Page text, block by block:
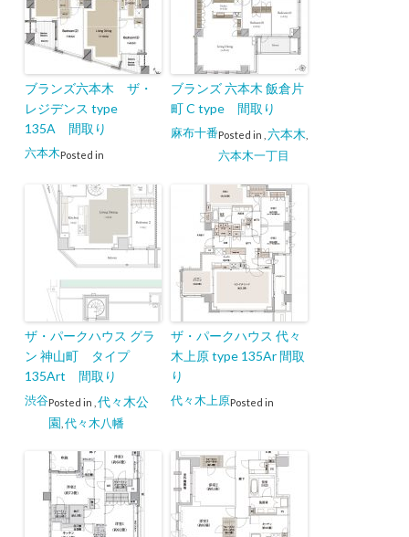
ブランズ六本木 ザ・
レジデンス type
135A 間取り
Posted in
六本木
ブランズ 六本木 飯倉片
町 C type 間取り
Posted in
麻布十番 六本木
六本木一丁目
ザ・パークハウス グラ
ン 神山町 タイプ
135Art 間取り
Posted in
渋谷
代々木公
園 代々木八幡
ザ・パークハウス 代々
木上原 type 135Ar 間取
り
Posted in
代々木上原